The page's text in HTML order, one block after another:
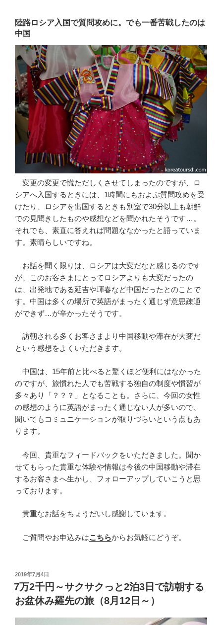
陸路ロシア入国で質問攻めに。でも一番苦戦したのは
中国
変更の変更で慌ただしくさせてしまったのですが、ロ
シアへ入国するときには、1時間にもおよぶ質問攻めを受
けたり、ロシアを出国するときも別室で30分以上も朝鮮
での見聞きしたものや感想などを聞かれたそうです…。
それでも、素直に答えれば問題ななかったと語っていま
す。素晴らしいですね。
お話を聞く限りは、ロシアは大変だなと感じるのです
が、このお客さまにとってロシアよりも大変だったの
は、出発地である延吉や琿春など中国だったとのことで
す。中国は多くの場所で英語がまったく通じず意思疎通
ができず…が辛かったそうです。
訪朝される多くお客さまより中国移動や滞在が大変だ
という感想をよくいただきます。
中国は、15年前と比べると驚くほど便利にはなかった
のですが、旅慣れた人でも苦戦する独自の制度や慣習が
多々あり「？？？」となることも。さらに、今回の女性
の感想のように英語がまったく通じない人が多いので、
聞いてもコミュニケーションが取りづらいという点もあ
ります。
今回、貴重なフィードバックをいただきました。聞か
せてもらった貴重な体験や情報は今後の中国移動や滞在
するお客さまへ生かし、フォローアップしていこうと思
っております。
貴重なお話をちょうだいし感謝しています。
ご質問やお申込みはこちらからお気軽にどうぞ。
投
稿
日:
2019年7月4日
7万2千円～サクサクっと2泊3日で訪朝する
お盆休み羅先の旅（8月12日～）